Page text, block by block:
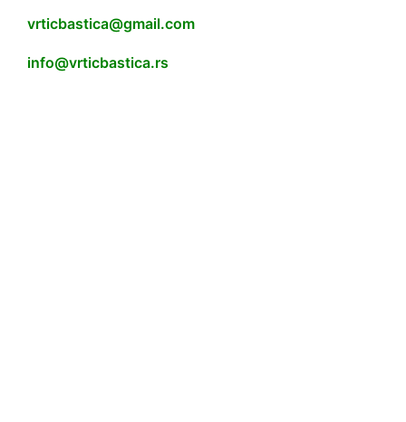
vrticbastica@gmail.com
info@vrticbastica.rs